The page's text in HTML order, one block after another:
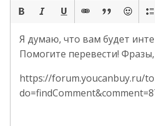
Я думаю, что вам будет
Помогите перевести!
https://forum.youcanbuy.ru/